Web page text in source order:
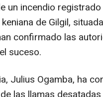
un incendio
de Gilgil,
confirmado las
suceso.
Julius Ogamba, ha